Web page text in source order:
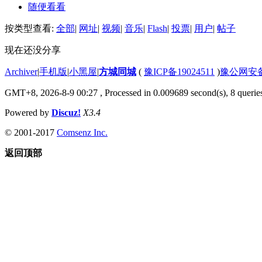
随便看看
按类型查看: 全部| 网址| 视频| 音乐| Flash| 投票| 用户| 帖子
现在还没分享
Archiver|手机版|小黑屋|方城同城 ( 豫ICP备19024511 )豫公网安
GMT+8, 2026-8-9 00:27 , Processed in 0.009689 second(s), 8
Powered by Discuz! X3.4
© 2001-2017 Comsenz Inc.
返回顶部